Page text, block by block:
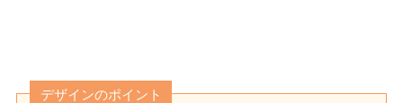
デザインのポイント